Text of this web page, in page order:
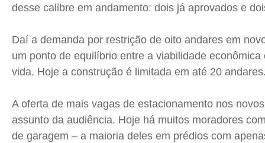
desse calibre em andamento: dois já aprovados e
Daí a demanda por restrição de oito andares em
um ponto de equilíbrio entre a viabilidade econômica
vida. Hoje a construção é limitada em até 20
A oferta de mais vagas de estacionamento nos
assunto da audiência. Hoje há muitos moradores
de garagem – a maioria deles em prédios com